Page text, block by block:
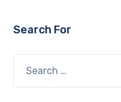
Search For